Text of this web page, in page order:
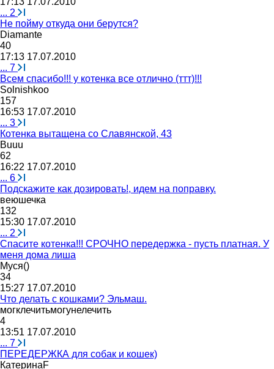
... 2
Не пойму откуда они берутся?
Diamante
40
17:13 17.07.2010
... 7
Всем спасибо!!! у котенка все отлично (ттт)!!!
Solnishkoo
157
16:53 17.07.2010
... 3
Котенка вытащена со Славянской, 43
Buuu
62
16:22 17.07.2010
... 6
Подскажите как дозировать!, идем на поправку.
веюшечка
132
15:30 17.07.2010
... 2
Спасите котенка!!! СРОЧНО передержка - пусть платная. У
меня дома лиша
Муся()
34
15:27 17.07.2010
Что делать с кошками? Эльмаш.
могклечитьмогунелечить
4
13:51 17.07.2010
... 7
ПЕРЕДЕРЖКА для собак и кошек)
КатеринаF